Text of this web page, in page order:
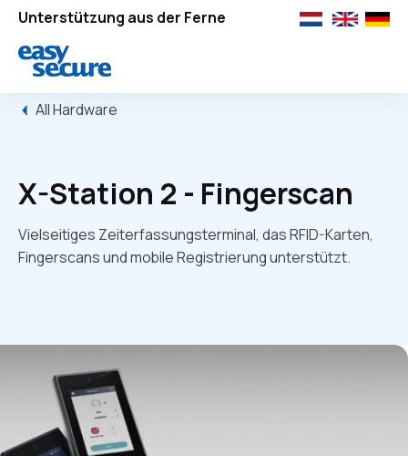
Unterstützung aus der Ferne
All Hardware
X-Station 2 - Fingerscan
Vielseitiges Zeiterfassungsterminal, das RFID-Karten,
Fingerscans und mobile Registrierung unterstützt.